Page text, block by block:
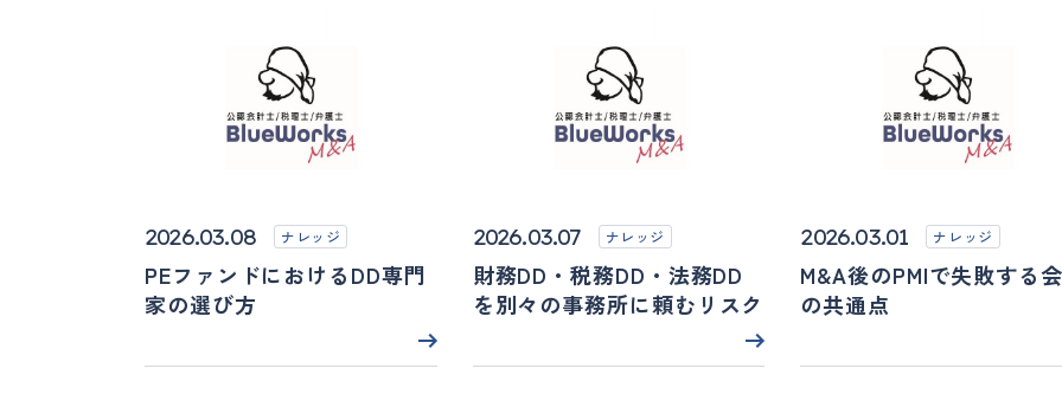
2026.03.08 ナレッジ
PEファンドにおけるDD専門
家の選び方
2026.03.07 ナレッジ
財務DD・税務DD・法務DD
を別々の事務所に頼むリスク
2026.03.01 ナレッジ
M&A後のPMIで失敗する
の共通点